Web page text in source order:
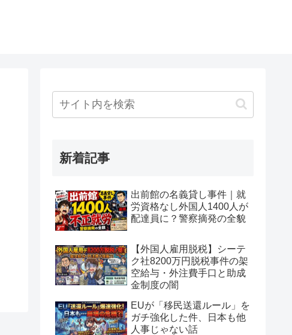
新着記事
出前館の名義貸し事件｜就
労資格なし外国人1400人が
配達員に？警察摘発の全貌
【外国人雇用脱税】シーテ
ク社8200万円脱税事件の架
空給与・外注費手口と助成
金制度の闇
EUが「移民送還ルール」を
ガチ強化した件、日本も他
人事じゃない話